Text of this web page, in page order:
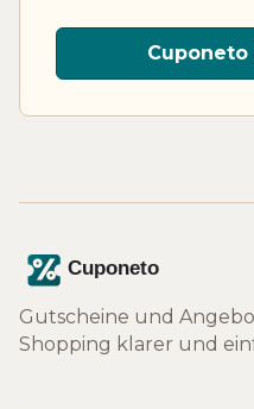
Gutscheine und
Shopping klarer und